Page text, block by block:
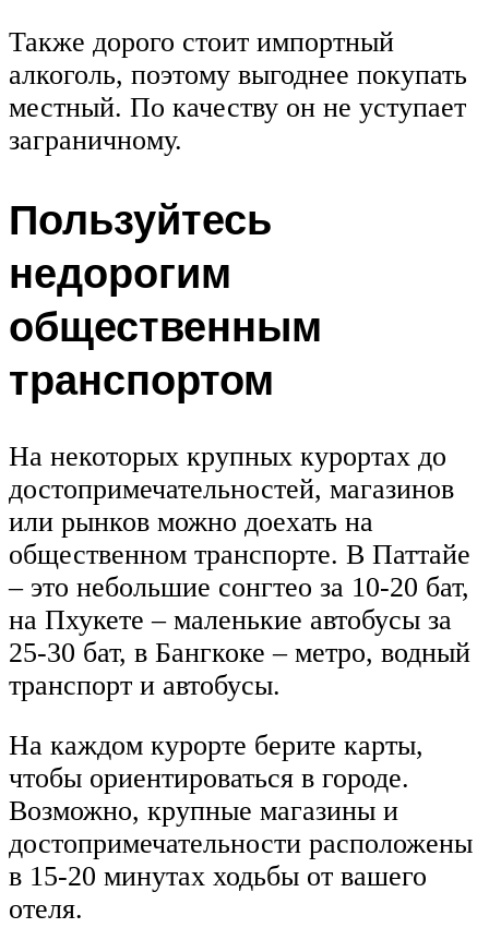
Также дорого стоит импортный
алкоголь, поэтому выгоднее покупать
местный. По качеству он не уступает
заграничному.
Пользуйтесь
недорогим
общественным
транспортом
На некоторых крупных курортах до
достопримечательностей, магазинов
или рынков можно доехать на
общественном транспорте. В Паттайе
– это небольшие сонгтео за 10-20 бат,
на Пхукете – маленькие автобусы за
25-30 бат, в Бангкоке – метро, водный
транспорт и автобусы.
На каждом курорте берите карты,
чтобы ориентироваться в городе.
Возможно, крупные магазины и
достопримечательности расположены
в 15-20 минутах ходьбы от вашего
отеля.